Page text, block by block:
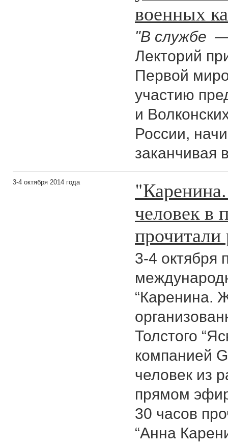
военных
"В службе
Лекторий
Первой
участию
и
России,
заканчивая
3-4 октября 2014 года
человек в
прочитали
3-4 октября
“Каренина.
Толстого
компанией
человек из
прямом
30 часов
“Анна